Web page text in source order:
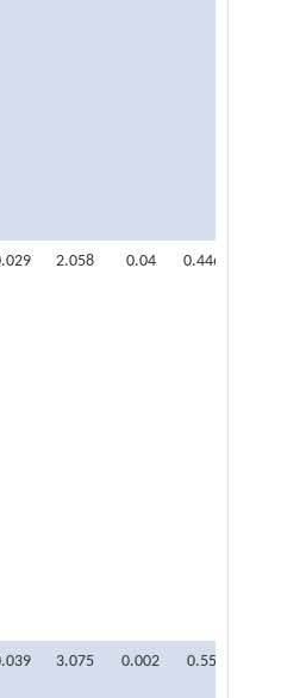
2.058 0.04 0.446
3.075 0.002 0.55